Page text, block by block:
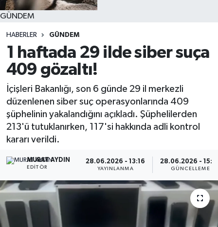
GÜNDEM
HABERLER GÜNDEM
1 haftada 29 ilde siber suça
409 gözaltı!
İçişleri Bakanlığı, son 6 günde 29 il merkezli
düzenlenen siber suç operasyonlarında 409
şüphelinin yakalandığını açıkladı. Şüphelilerden
213'ü tutuklanırken, 117'si hakkında adli kontrol
kararı verildi.
MURAT AYDIN
EDITÖR
28.06.2026 - 13:16
YAYINLANMA
28.06.2026 -
GÜNCELLEME
MAGAZİN
YAŞAM
Tüm Manşetler
Son Dakika Haberleri
Haber Arşivi